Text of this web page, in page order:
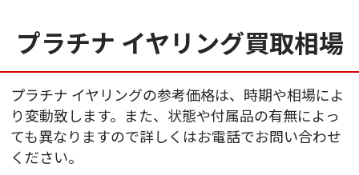
プラチナ イヤリング買取相場
プラチナ イヤリングの参考価格は、時期や相場によ
り変動致します。また、状態や付属品の有無によっ
ても異なりますので詳しくはお電話でお問い合わせ
ください。